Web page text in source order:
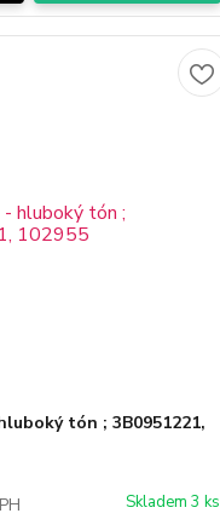
tón ; 3B0951221,
Skladem 3 ks